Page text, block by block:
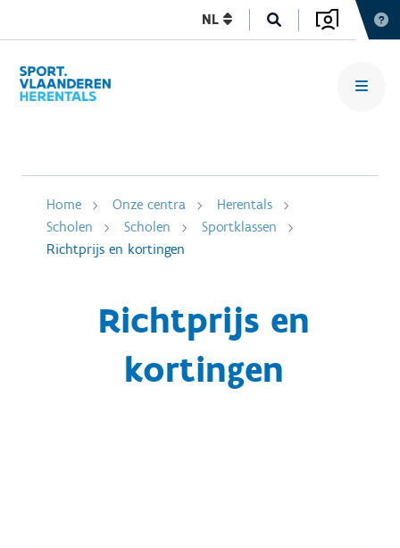
NL
Home Onze centra
Herentals
Scholen
Scholen
Sportklassen
Richtprijs en kortingen
Richtprijs en
kortingen